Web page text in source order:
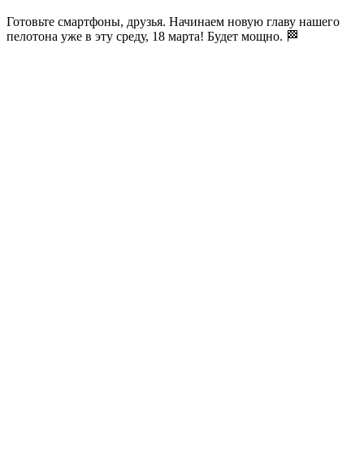
Готовьте смартфоны, друзья. Начинаем новую главу нашего
пелотона уже в эту среду, 18 марта! Будет мощно. 🏁